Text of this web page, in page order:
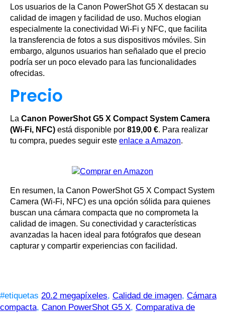
Los usuarios de la Canon PowerShot G5 X destacan su
calidad de imagen y facilidad de uso. Muchos elogian
especialmente la conectividad Wi-Fi y NFC, que facilita
la transferencia de fotos a sus dispositivos móviles. Sin
embargo, algunos usuarios han señalado que el precio
podría ser un poco elevado para las funcionalidades
ofrecidas.
Precio
La Canon PowerShot G5 X Compact System Camera
(Wi-Fi, NFC) está disponible por 819,00 €. Para realizar
tu compra, puedes seguir este enlace a Amazon.
En resumen, la Canon PowerShot G5 X Compact System
Camera (Wi-Fi, NFC) es una opción sólida para quienes
buscan una cámara compacta que no comprometa la
calidad de imagen. Su conectividad y características
avanzadas la hacen ideal para fotógrafos que desean
capturar y compartir experiencias con facilidad.
#etiquetas 20.2 megapíxeles, Calidad de imagen, Cámara
compacta, Canon PowerShot G5 X, Comparativa de